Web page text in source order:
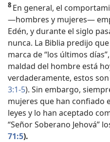
8 En general, el
—hombres y mujeres—
Edén, y durante el siglo
nunca. La Biblia predijo
marca de “los últimos
maldad del hombre está
verdaderamente, estos
3:1-5). Sin embargo,
mujeres que han confiado
leyes y lo han aceptado
“Señor Soberano Jehová”
71:5).